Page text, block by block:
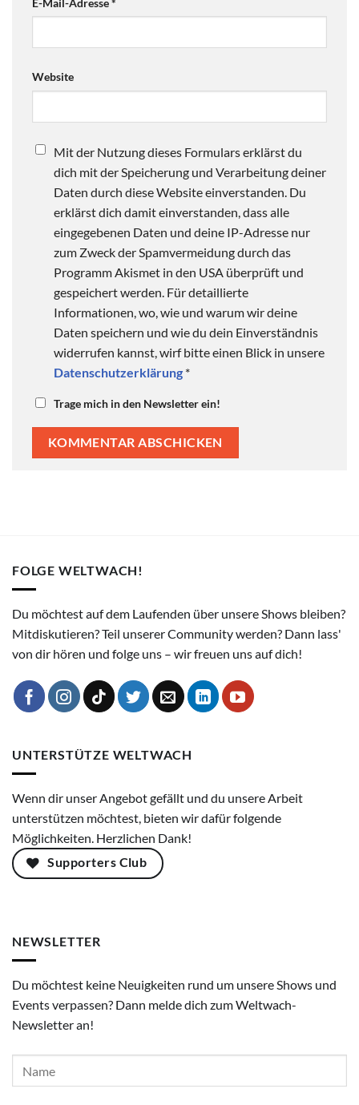
Website
Mit der Nutzung dieses Formulars erklärst du
dich mit der Speicherung und Verarbeitung deiner
Daten durch diese Website einverstanden. Du
erklärst dich damit einverstanden, dass alle
eingegebenen Daten und deine IP-Adresse nur
zum Zweck der Spamvermeidung durch das
Programm Akismet in den USA überprüft und
gespeichert werden. Für detaillierte
Informationen, wo, wie und warum wir deine
Daten speichern und wie du dein Einverständnis
widerrufen kannst, wirf bitte einen Blick in unsere
Datenschutzerklärung *
Trage mich in den Newsletter ein!
FOLGE WELTWACH!
Du möchtest auf dem Laufenden über unsere Shows bleiben?
Mitdiskutieren? Teil unserer Community werden? Dann lass'
von dir hören und folge uns – wir freuen uns auf dich!
UNTERSTÜTZE WELTWACH
Wenn dir unser Angebot gefällt und du unsere Arbeit
unterstützen möchtest, bieten wir dafür folgende
Möglichkeiten. Herzlichen Dank!
Supporters Club
NEWSLETTER
Du möchtest keine Neuigkeiten rund um unsere Shows und
Events verpassen? Dann melde dich zum Weltwach-
Newsletter an!